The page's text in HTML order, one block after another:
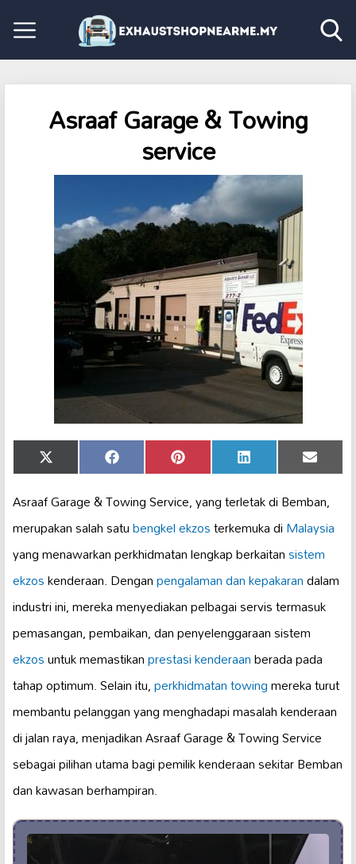
Asraaf Garage & Towing
service
Share
on
X
(Twitter)
Share
on
Facebook Share
on
Pinterest Share
on
LinkedIn Share
on
Email
Asraaf Garage & Towing Service, yang terletak di Bemban,
merupakan salah satubengkel ekzosterkemuka diMalaysia
yang menawarkan perkhidmatan lengkap berkaitansistem
ekzoskenderaan. Denganpengalaman dan kepakarandalam
industri ini, mereka menyediakan pelbagai servis termasuk
pemasangan, pembaikan, dan penyelenggaraan sistem
ekzosuntuk memastikanprestasi kenderaanberada pada
tahap optimum. Selain itu,perkhidmatan towingmereka turut
membantu pelanggan yang menghadapi masalah kenderaan
di jalan raya, menjadikan Asraaf Garage & Towing Service
sebagai pilihan utama bagi pemilik kenderaan sekitar Bemban
dan kawasan berhampiran.